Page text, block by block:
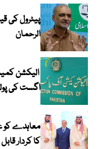
الرحمان
اگست کی
معاہدے کو
کا کردار